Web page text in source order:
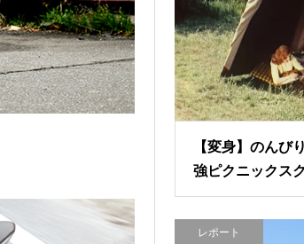
【変身】のんび
強ピクニックス
レポート